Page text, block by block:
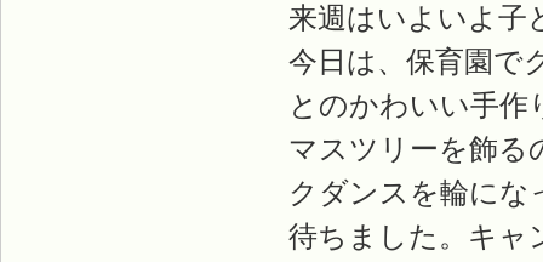
来週はいよいよ子
今日は、保育園で
とのかわいい手作
マスツリーを飾る
クダンスを輪にな
待ちました。キャ